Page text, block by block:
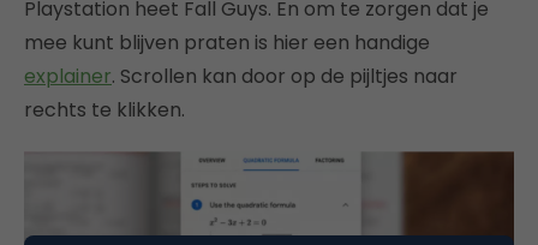
Playstation heet Fall Guys. En om te zorgen dat je
mee kunt blijven praten is hier een handige
explainer. Scrollen kan door op de pijltjes naar
rechts te klikken.